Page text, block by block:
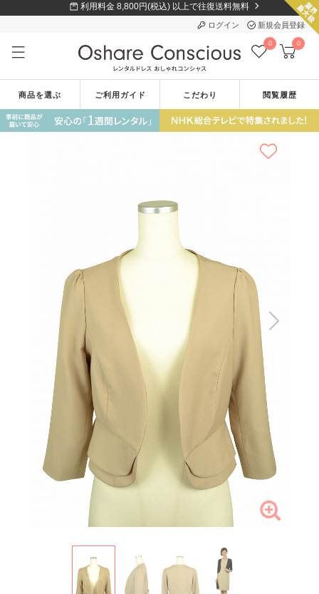
利用料金 8,800円(税込) 以上で往復送料無料
ログイン 新規会員登録
0 0
商品を選ぶ ご利用ガイド こだわり 閲覧履歴